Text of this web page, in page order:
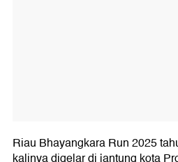
Riau Bhayangkara Run 2025